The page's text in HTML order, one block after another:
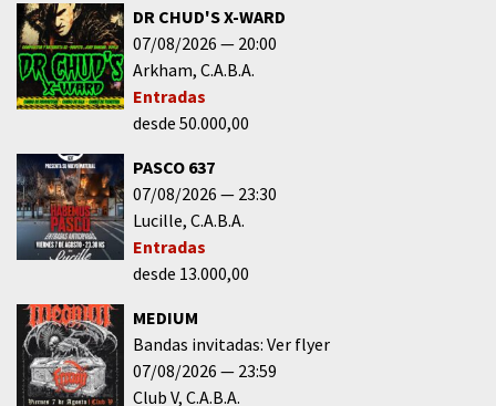
DR CHUD'S X-WARD
07/08/2026
20:00
Arkham C.A.B.A.
Entradas
desde 50.000,00
PASCO 637
07/08/2026
23:30
Lucille C.A.B.A.
Entradas
desde 13.000,00
MEDIUM
Bandas invitadas: Ver flyer
07/08/2026
23:59
Club V C.A.B.A.